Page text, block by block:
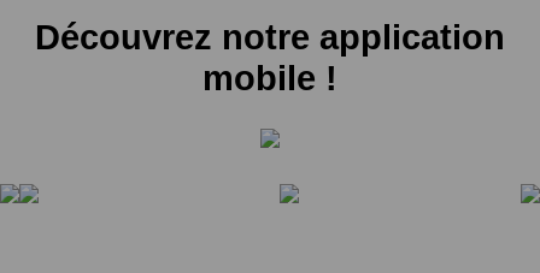
Découvrez notre application
mobile !